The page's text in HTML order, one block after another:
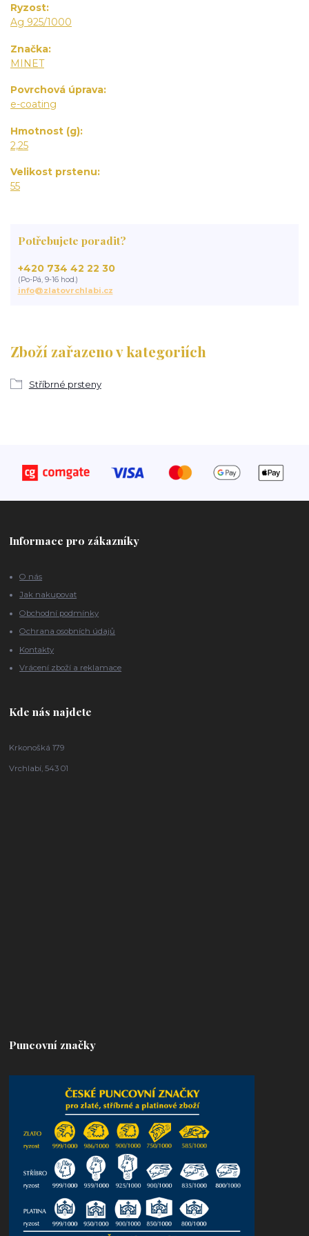
Ryzost
Ag 925/1000
Značka
MINET
Povrchová úprava
e-coating
Hmotnost (g)
2,25
Velikost prstenu
55
Zboží zařazeno v kategoriích
Stříbrné prsteny
Potřebujete poradit?
+420 734 42 22 30
(Po-Pá, 9-16 hod.)
info@zlatovrchlabi.cz
Informace pro zákazníky
O nás
Jak nakupovat
Obchodní podmínky
Ochrana osobních údajů
Kontakty
Vrácení zboží a reklamace
Kde nás najdete
Krkonošká 179
Vrchlabí, 543 01
Puncovní značky